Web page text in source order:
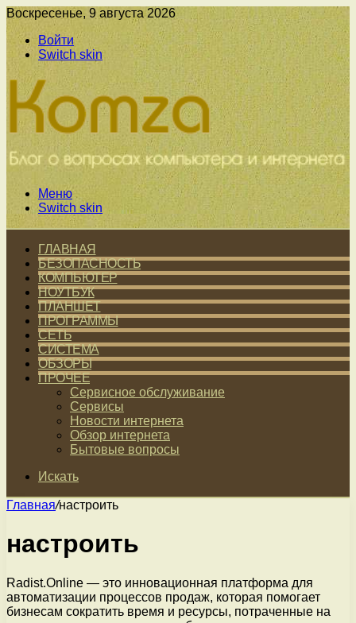
Воскресенье, 9 августа 2026
Войти
Switch skin
Меню
Switch skin
ГЛАВНАЯ
БЕЗОПАСНОСТЬ
КОМПЬЮТЕР
НОУТБУК
ПЛАНШЕТ
ПРОГРАММЫ
СЕТЬ
СИСТЕМА
ОБЗОРЫ
ПРОЧЕЕ
Сервисное обслуживание
Сервисы
Новости интернета
Обзор интернета
Бытовые вопросы
Искать
Главная/настроить
настроить
Radist.Online — это инновационная платформа для
автоматизации процессов продаж, которая помогает
бизнесам сократить время и ресурсы, потраченные на